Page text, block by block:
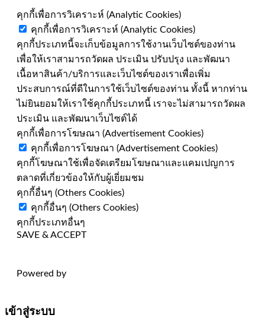
คุกกี้เพื่อการวิเคราะห์ (Analytic Cookies)
คุกกี้เพื่อการวิเคราะห์ (Analytic Cookies)
คุกกี้ประเภทนี้จะเก็บข้อมูลการใช้งานเว็บไซต์ของท่าน
เพื่อให้เราสามารถวัดผล ประเมิน ปรับปรุง และพัฒนา
เนื้อหาสินค้า/บริการและเว็บไซต์ของเราเพื่อเพิ่ม
ประสบการณ์ที่ดีในการใช้เว็บไซต์ของท่าน ทั้งนี้ หากท่าน
ไม่ยินยอมให้เราใช้คุกกี้ประเภทนี้ เราจะไม่สามารถวัดผล
ประเมิน และพัฒนาเว็บไซต์ได้
คุกกี้เพื่อการโฆษณา (Advertisement Cookies)
คุกกี้เพื่อการโฆษณา (Advertisement Cookies)
คุกกี้โฆษณาใช้เพื่อจัดเตรียมโฆษณาและแคมเปญการ
ตลาดที่เกี่ยวข้องให้กับผู้เยี่ยมชม
คุกกี้อื่นๆ (Others Cookies)
คุกกี้อื่นๆ (Others Cookies)
คุกกี้ประเภทอื่นๆ
SAVE & ACCEPT
Powered by
เข้าสู่ระบบ